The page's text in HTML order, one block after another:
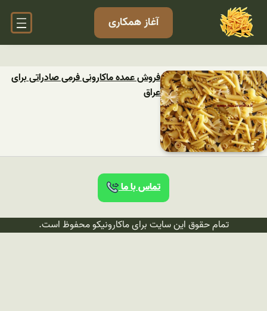
آغاز همکاری
فروش عمده ماکارونی فرمی صادراتی برای
عراق
تماس با ما
تمام حقوق این سایت برای ماکارونیکو محفوظ است.